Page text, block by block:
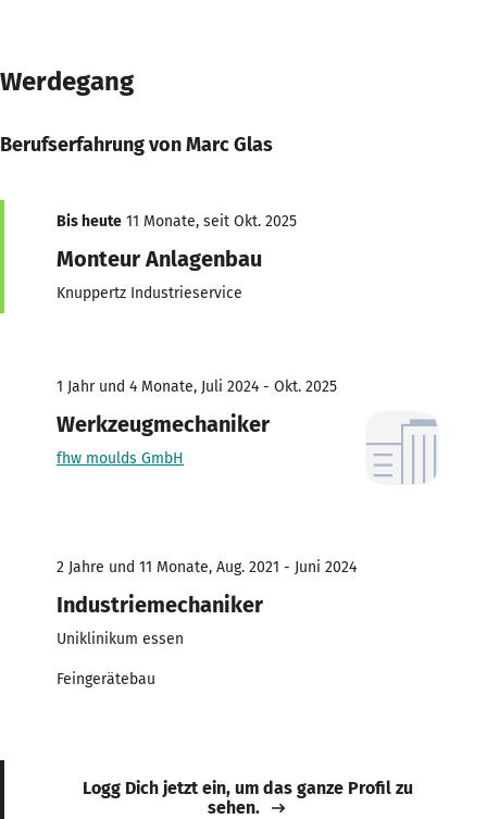
Werdegang
Berufserfahrung von Marc Glas
Bis heute 11 Monate, seit Okt. 2025
Monteur Anlagenbau
Knuppertz Industrieservice
1 Jahr und 4 Monate, Juli 2024 - Okt. 2025
Werkzeugmechaniker
fhw moulds GmbH
2 Jahre und 11 Monate, Aug. 2021 - Juni 2024
Industriemechaniker
Uniklinikum essen
Feingerätebau
Logg Dich jetzt ein, um das ganze Profil zu
sehen.